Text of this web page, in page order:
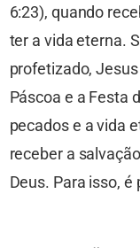
6:23), quando
ter a vida eterna.
profetizado,
Páscoa e a Festa
pecados e a vida
receber a
Deus. Para isso,